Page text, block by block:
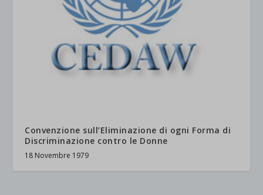
Convenzione sull’Eliminazione di ogni Forma di
Discriminazione contro le Donne
18 Novembre 1979